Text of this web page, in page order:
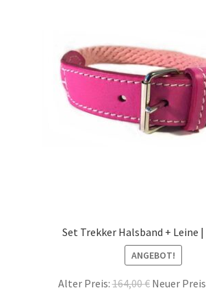
Set Trekker Halsband + Leine
ANGEBOT!
Alter Preis:164,00€ Neuer